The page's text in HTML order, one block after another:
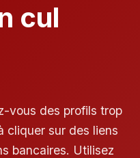
cul
vous des profils trop
cliquer sur des liens
bancaires. Utilisez